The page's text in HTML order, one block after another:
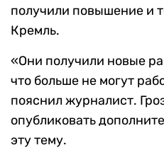
получили повышение и
Кремль.
«Они получили новые
что больше не могут
пояснил журналист.
опубликовать
эту тему.